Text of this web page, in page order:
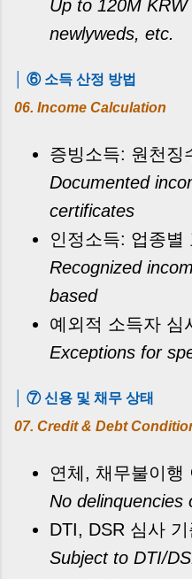
Up to 120M
newlyweds, etc.
│ ⑥ 소득 산정 방법
06. Income Calculation
증빙소득: 원천징
Documented
certificates
인정소득: 업종별
Recognized
based
예외적 소득자 심
Exceptions for
│ ⑦ 신용 및 채무 상태
07. Credit & Debt
연체, 채무불이행
No delinquencies
DTI, DSR 심사
Subject to DTI/